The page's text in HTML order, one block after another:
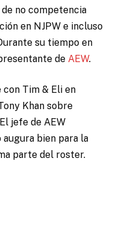
de no competencia
en NJPW e incluso
su tiempo en
de AEW.
Tim & Eli en
Khan sobre
jefe de AEW
bien para la
parte del roster.